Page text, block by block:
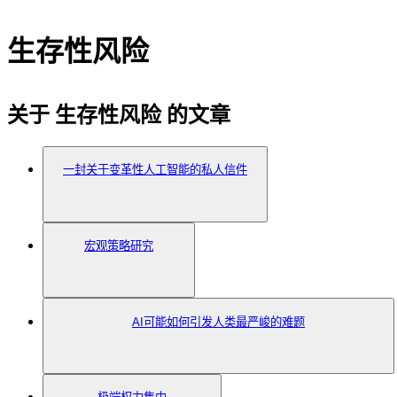
生存性风险
关于 生存性风险 的文章
一封关于变革性人工智能的私人信件
宏观策略研究
AI可能如何引发人类最严峻的难题